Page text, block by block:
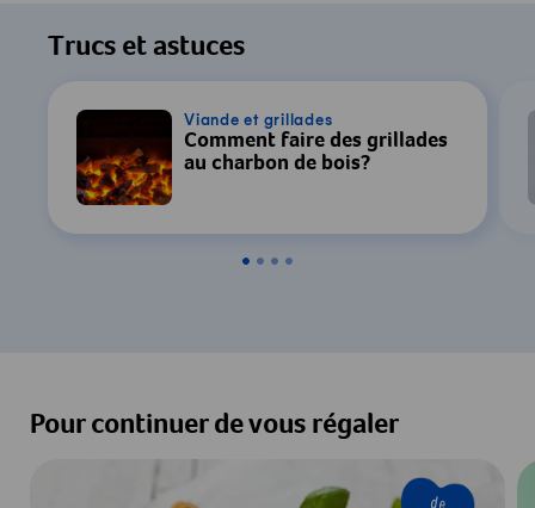
Trucs et astuces
Viande et grillades
Comment faire des grillades
au charbon de bois?
Pour continuer de vous régaler
de